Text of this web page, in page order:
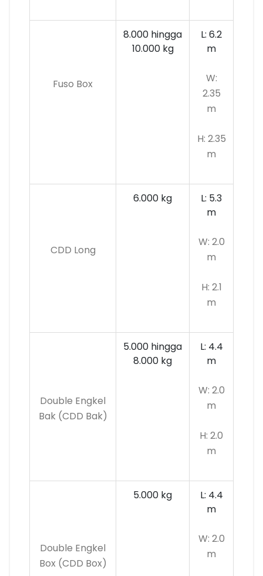
Fuso Box
8.000 hingga
10.000 kg
L: 6.2
m
W:
2.35
m
H: 2.35
m
CDD Long
6.000 kg
L: 5.3
m
W: 2.0
m
H: 2.1
m
Double Engkel
Bak (CDD Bak)
5.000 hingga
8.000 kg
L: 4.4
m
W: 2.0
m
H: 2.0
m
Double Engkel
Box (CDD Box)
5.000 kg
L: 4.4
m
W: 2.0
m